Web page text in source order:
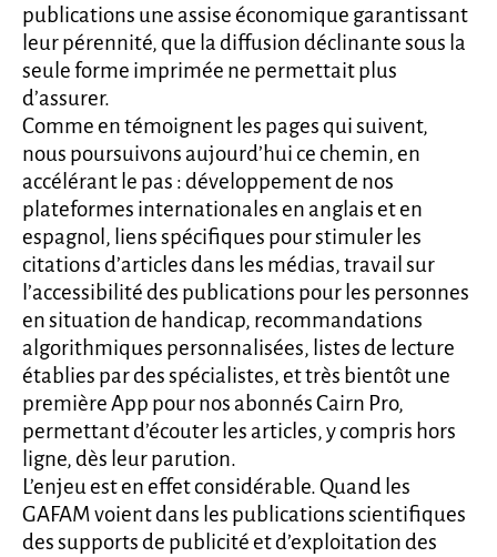
publications une assise économique garantissant
leur pérennité, que la diffusion déclinante sous la
seule forme imprimée ne permettait plus
d’assurer.
Comme en témoignent les pages qui suivent,
nous poursuivons aujourd’hui ce chemin, en
accélérant le pas : développement de nos
plateformes internationales en anglais et en
espagnol, liens spécifiques pour stimuler les
citations d’articles dans les médias, travail sur
l’accessibilité des publications pour les personnes
en situation de handicap, recommandations
algorithmiques personnalisées, listes de lecture
établies par des spécialistes, et très bientôt une
première App pour nos abonnés Cairn Pro,
permettant d’écouter les articles, y compris hors
ligne, dès leur parution.
L’enjeu est en effet considérable. Quand les
GAFAM voient dans les publications scientifiques
des supports de publicité et d’exploitation des